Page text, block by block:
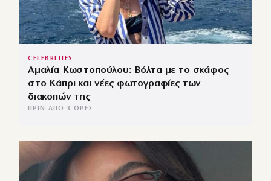
CELEBRITIES
Αμαλία Κωστοπούλου: Βόλτα με το σκάφος
στο Κάπρι και νέες φωτογραφίες των
διακοπών της
ΠΡΙΝ ΑΠΌ 3 ΏΡΕΣ